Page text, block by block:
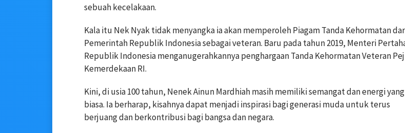
sebuah kecelakaan.
Kala itu Nek Nyak tidak menyangka ia akan memperoleh Piagam Tanda Kehormatan
Pemerintah Republik Indonesia sebagai veteran. Baru pada tahun 2019, Menteri
Republik Indonesia menganugerahkannya penghargaan Tanda Kehormatan Veteran
Kemerdekaan RI.
Kini, di usia 100 tahun, Nenek Ainun Mardhiah masih memiliki semangat dan energi
biasa. Ia berharap, kisahnya dapat menjadi inspirasi bagi generasi muda untuk terus
berjuang dan berkontribusi bagi bangsa dan negara.